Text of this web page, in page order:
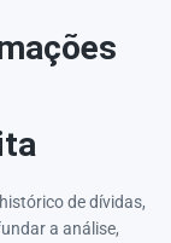
de dívidas,
a análise,